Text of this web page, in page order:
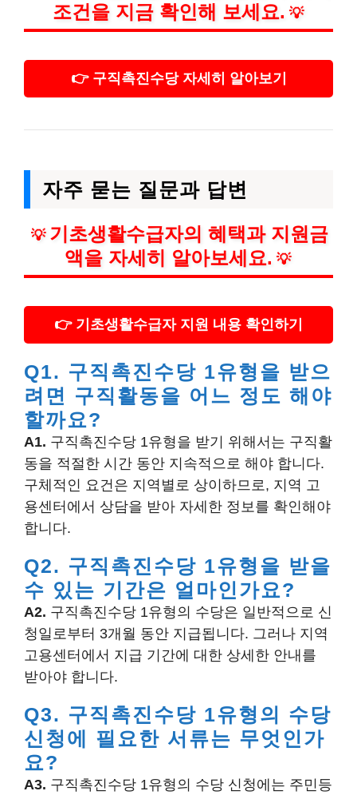
조건을 지금 확인해 보세요. 💡
👉 구직촉진수당 자세히 알아보기
자주 묻는 질문과 답변
💡 기초생활수급자의 혜택과 지원금
액을 자세히 알아보세요. 💡
👉 기초생활수급자 지원 내용 확인하기
Q1. 구직촉진수당 1유형을 받으
려면 구직활동을 어느 정도 해야
할까요?
A1. 구직촉진수당 1유형을 받기 위해서는 구직활
동을 적절한 시간 동안 지속적으로 해야 합니다.
구체적인 요건은 지역별로 상이하므로, 지역 고
용센터에서 상담을 받아 자세한 정보를 확인해야
합니다.
Q2. 구직촉진수당 1유형을 받을
수 있는 기간은 얼마인가요?
A2. 구직촉진수당 1유형의 수당은 일반적으로 신
청일로부터 3개월 동안 지급됩니다. 그러나 지역
고용센터에서 지급 기간에 대한 상세한 안내를
받아야 합니다.
Q3. 구직촉진수당 1유형의 수당
신청에 필요한 서류는 무엇인가
요?
A3. 구직촉진수당 1유형의 수당 신청에는 주민등